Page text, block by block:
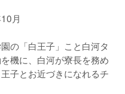
月
の「白王子」こと白河タ
機に、白河が寮長を務め
子とお近づきになれるチ